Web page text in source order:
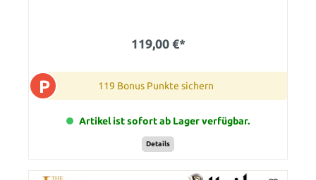
119,00 €*
P 119 Bonus Punkte sichern
Artikel ist sofort ab Lager verfügbar.
Details